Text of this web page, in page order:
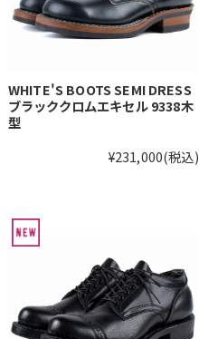
WHITE'S BOOTS SEMI DRESS
ブラッククロムエキセル 9338木
型
¥231,000(税込)